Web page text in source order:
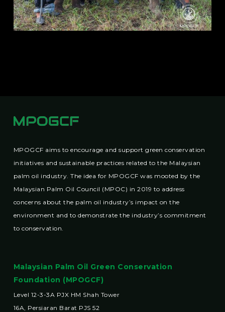
MPOGCF aims to encourage and support green conservation
initiatives and sustainable practices related to the Malaysian
palm oil industry. The idea for MPOGCF was mooted by the
Malaysian Palm Oil Council (MPOC) in 2019 to address
concerns about the palm oil industry’s impact on the
environment and to demonstrate the industry’s commitment
to conservation.
Malaysian Palm Oil Green Conservation
Foundation (MPOGCF)
Level 12-3-3A PJX HM Shah Tower
16A, Persiaran Barat PJS 52